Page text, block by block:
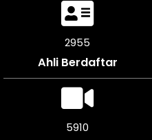
3309
Ahli Berdaftar
6612